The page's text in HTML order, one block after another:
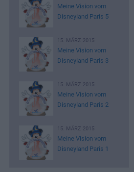
Meine Vision vom
Disneyland Paris 5
15. MÄRZ 2015
Meine Vision vom
Disneyland Paris 3
15. MÄRZ 2015
Meine Vision vom
Disneyland Paris 2
15. MÄRZ 2015
Meine Vision vom
Disneyland Paris 1